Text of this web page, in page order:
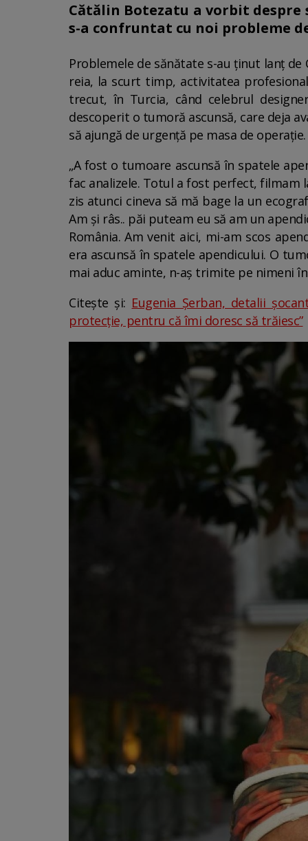
Cătălin Botezatu a vorbit
s-a confruntat cu noi probleme
Problemele de sănătate s-au ținut lanț
reia, la scurt timp, activitatea
trecut, în Turcia, când celebrul
descoperit o tumoră ascunsă, care deja
să ajungă de urgență pe masa de operație.
„A fost o tumoare ascunsă în spatele
fac analizele. Totul a fost perfect, filmam
zis atunci cineva să mă bage la un
Am și râs.. păi puteam eu să am un
România. Am venit aici, mi-am scos
era ascunsă în spatele apendicului. O
mai aduc aminte, n-aș trimite pe nimeni
Citește și: Eugenia Șerban, detalii
protecție, pentru că îmi doresc să trăiesc”